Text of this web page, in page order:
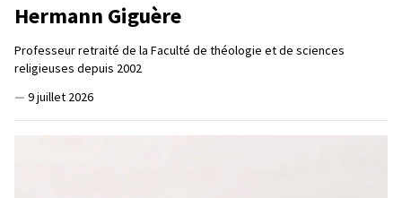
Hermann Giguère
Professeur retraité de la Faculté de théologie et de sciences
religieuses depuis 2002
— 9 juillet 2026